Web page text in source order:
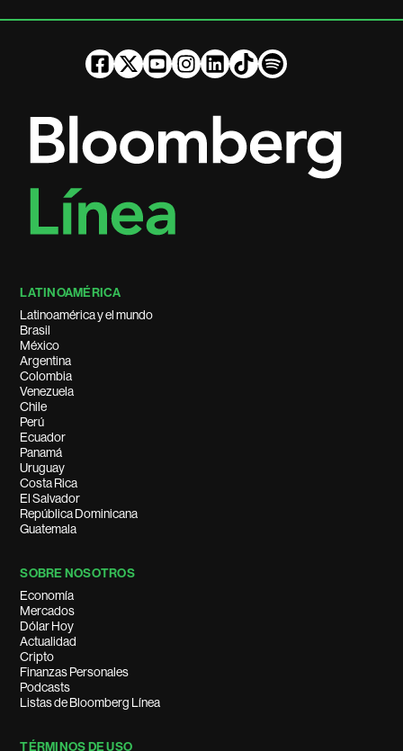
LATINOAMÉRICA
Latinoamérica y el mundo
Brasil
México
Argentina
Colombia
Venezuela
Chile
Perú
Ecuador
Panamá
Uruguay
Costa Rica
El Salvador
República Dominicana
Guatemala
SOBRE NOSOTROS
Economía
Mercados
Dólar Hoy
Actualidad
Cripto
Finanzas Personales
Podcasts
Listas de Bloomberg Línea
TÉRMINOS DE USO